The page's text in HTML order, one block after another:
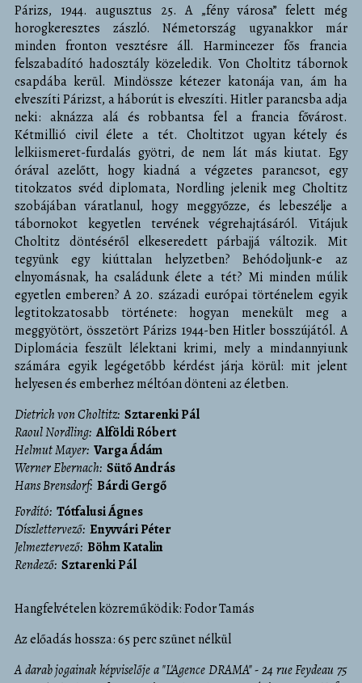
Párizs, 1944. augusztus 25. A „fény városa” felett még
horogkeresztes zászló. Németország ugyanakkor már
minden fronton vesztésre áll. Harmincezer fős francia
felszabadító hadosztály közeledik. Von Choltitz tábornok
csapdába kerül. Mindössze kétezer katonája van, ám ha
elveszíti Párizst, a háborút is elveszíti. Hitler parancsba adja
neki: aknázza alá és robbantsa fel a francia fővárost.
Kétmillió civil élete a tét. Choltitzot ugyan kétely és
lelkiismeret-furdalás gyötri, de nem lát más kiutat. Egy
órával azelőtt, hogy kiadná a végzetes parancsot, egy
titokzatos svéd diplomata, Nordling jelenik meg Choltitz
szobájában váratlanul, hogy meggyőzze, és lebeszélje a
tábornokot kegyetlen tervének végrehajtásáról. Vitájuk
Choltitz döntéséről elkeseredett párbajjá változik. Mit
tegyünk egy kiúttalan helyzetben? Behódoljunk-e az
elnyomásnak, ha családunk élete a tét? Mi minden múlik
egyetlen emberen? A 20. századi európai történelem egyik
legtitokzatosabb története: hogyan menekült meg a
meggyötört, összetört Párizs 1944-ben Hitler bosszújától. A
Diplomácia feszült lélektani krimi, mely a mindannyiunk
számára egyik legégetőbb kérdést járja körül: mit jelent
helyesen és emberhez méltóan dönteni az életben.
Dietrich von Choltitz Sztarenki Pál
Raoul Nordling Alföldi Róbert
Helmut Mayer Varga Ádám
Werner Ebernach Sütő András
Hans Brensdorf Bárdi Gergő
fordító Tótfalusi Ágnes
díszlettervező Enyvvári Péter
jelmeztervező Böhm Katalin
rendező Sztarenki Pál
Hangfelvételen közreműködik: Fodor Tamás
Az előadás hossza: 65 perc szünet nélkül
A darab jogainak képviselője a "L'Agence DRAMA" - 24 rue Feydeau 75